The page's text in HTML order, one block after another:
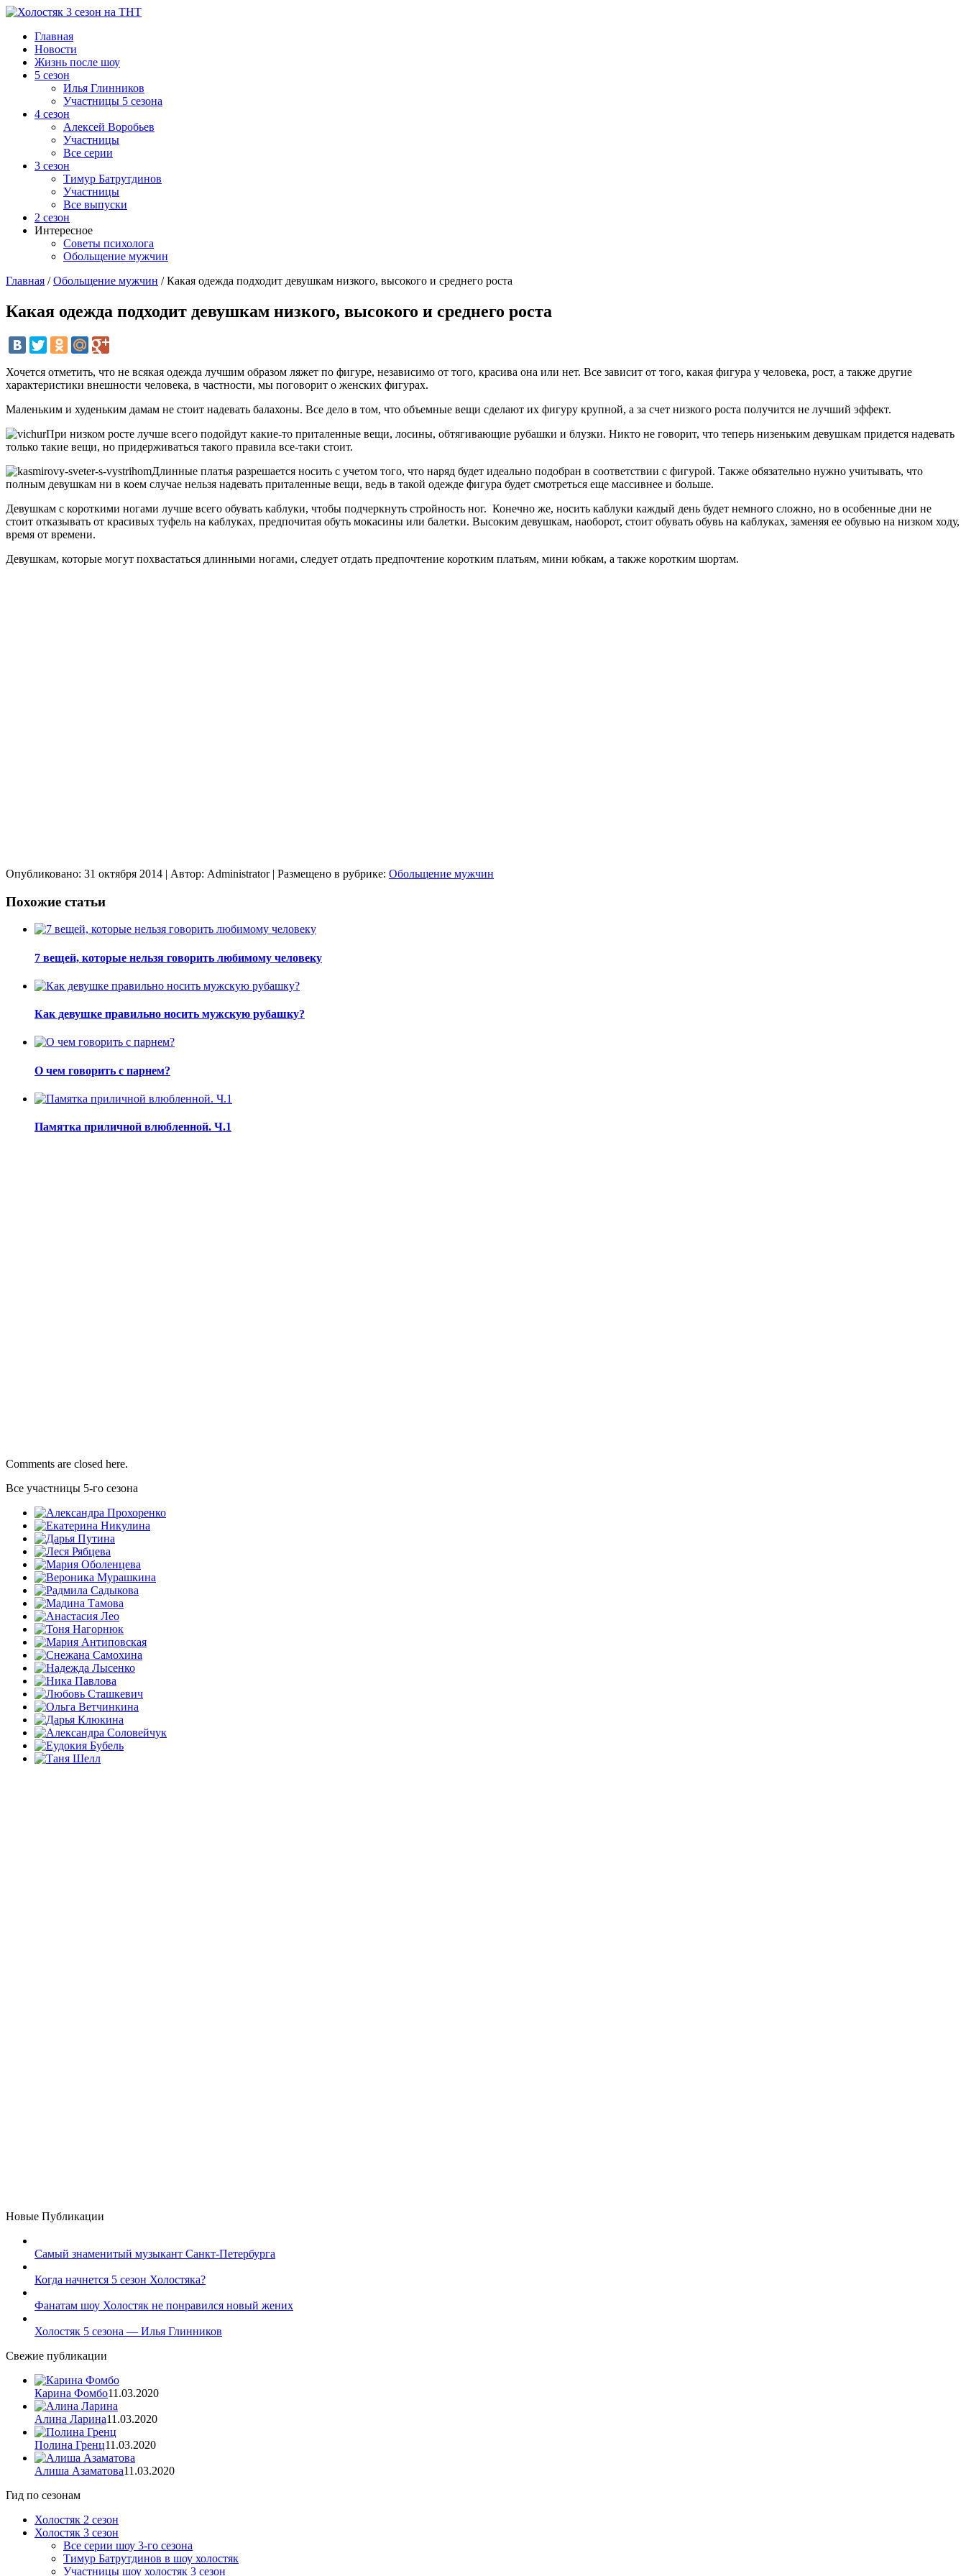
Главная
Новости
Жизнь после шоу
5 сезон
Илья Глинников
Участницы 5 сезона
4 сезон
Алексей Воробьев
Участницы
Все серии
3 сезон
Тимур Батрутдинов
Участницы
Все выпуски
2 сезон
Интересное
Советы психолога
Обольщение мужчин
Главная /Обольщение мужчин /Какая одежда подходит девушкам низкого, высокого и среднего роста
Какая одежда подходит девушкам низкого, высокого и среднего роста
Хочется отметить, что не всякая одежда лучшим образом ляжет по фигуре, независимо от того, красива она или нет. Все зависит от того, какая фигура у человека, рост, а также другие
характеристики внешности человека, в частности, мы поговорит о женских фигурах.
Маленьким и худеньким дамам не стоит надевать балахоны. Все дело в том, что объемные вещи сделают их фигуру крупной, а за счет низкого роста получится не лучший эффект.
При низком росте лучше всего подойдут какие-то приталенные вещи, лосины, обтягивающие рубашки и блузки. Никто не говорит, что теперь низеньким девушкам придется надевать
только такие вещи, но придерживаться такого правила все-таки стоит.
Длинные платья разрешается носить с учетом того, что наряд будет идеально подобран в соответствии с фигурой. Также обязательно нужно учитывать, что
полным девушкам ни в коем случае нельзя надевать приталенные вещи, ведь в такой одежде фигура будет смотреться еще массивнее и больше.
Девушкам с короткими ногами лучше всего обувать каблуки, чтобы подчеркнуть стройность ног. Конечно же, носить каблуки каждый день будет немного сложно, но в особенные дни не
стоит отказывать от красивых туфель на каблуках, предпочитая обуть мокасины или балетки. Высоким девушкам, наоборот, стоит обувать обувь на каблуках, заменяя ее обувью на низком ходу,
время от времени.
Девушкам, которые могут похвастаться длинными ногами, следует отдать предпочтение коротким платьям, мини юбкам, а также коротким шортам.
Опубликовано: 31 октября 2014 | Автор: Administrator | Размещено в рубрике: Обольщение мужчин
Похожие статьи
7 вещей, которые нельзя говорить любимому человеку
Как девушке правильно носить мужскую рубашку?
О чем говорить с парнем?
Памятка приличной влюбленной. Ч.1
Comments are closed here.
Все участницы 5-го сезона
Новые Публикации
Самый знаменитый музыкант Санкт-Петербурга
Когда начнется 5 сезон Холостяка?
Фанатам шоу Холостяк не понравился новый жених
Холостяк 5 сезона — Илья Глинников
Свежие публикации
Карина Фомбо11.03.2020
Алина Ларина11.03.2020
Полина Гренц11.03.2020
Алиша Азаматова11.03.2020
Гид по сезонам
Холостяк 2 сезон
Холостяк 3 сезон
Все серии шоу 3-го сезона
Тимур Батрутдинов в шоу холостяк
Участницы шоу холостяк 3 сезон